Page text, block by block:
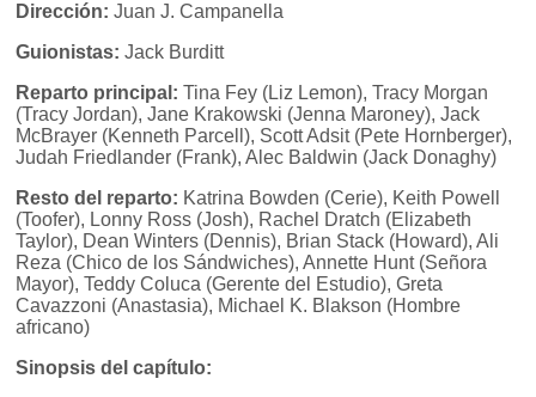
Dirección: Juan J. Campanella
Guionistas: Jack Burditt
Reparto principal: Tina Fey (Liz Lemon), Tracy Morgan
(Tracy Jordan), Jane Krakowski (Jenna Maroney), Jack
McBrayer (Kenneth Parcell), Scott Adsit (Pete Hornberger),
Judah Friedlander (Frank), Alec Baldwin (Jack Donaghy)
Resto del reparto: Katrina Bowden (Cerie), Keith Powell
(Toofer), Lonny Ross (Josh), Rachel Dratch (Elizabeth
Taylor), Dean Winters (Dennis), Brian Stack (Howard), Ali
Reza (Chico de los Sándwiches), Annette Hunt (Señora
Mayor), Teddy Coluca (Gerente del Estudio), Greta
Cavazzoni (Anastasia), Michael K. Blakson (Hombre
africano)
Sinopsis del capítulo: